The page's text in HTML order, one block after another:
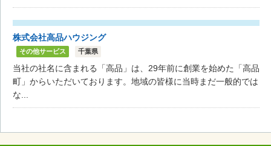
株式会社高品ハウジング
その他サービス 千葉県
当社の社名に含まれる「高品」は、29年前に創業を始めた「高品
町」からいただいております。地域の皆様に当時まだ一般的では
な...